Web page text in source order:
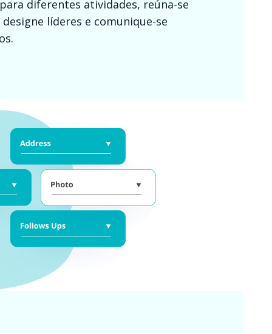
diferentes atividades, reúna-se
líderes e comunique-se